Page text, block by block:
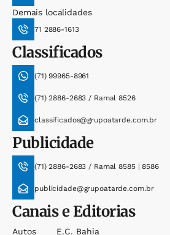
Demais localidades
71 2886-1613
Classificados
(71) 99965-8961
(71) 2886-2683 / Ramal 8526
classificados@grupoatarde.com.br
Publicidade
(71) 2886-2683 / Ramal 8585 | 8586
publicidade@grupoatarde.com.br
Canais e Editorias
Autos
E.c. Bahia